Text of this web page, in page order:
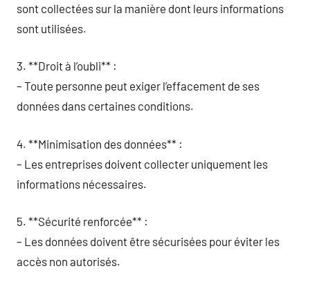
sont collectées sur la manière dont leurs informations
sont utilisées.
3. **Droit à l’oubli** :
– Toute personne peut exiger l’effacement de ses
données dans certaines conditions.
4. **Minimisation des données** :
– Les entreprises doivent collecter uniquement les
informations nécessaires.
5. **Sécurité renforcée** :
– Les données doivent être sécurisées pour éviter les
accès non autorisés.